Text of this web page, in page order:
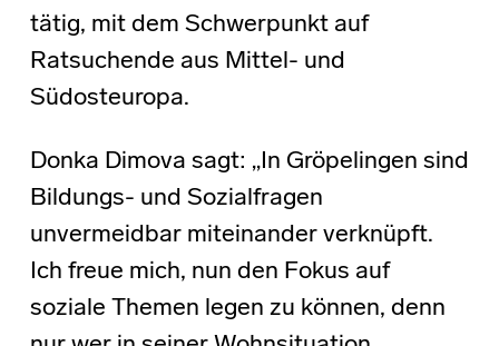
tätig, mit dem Schwerpunkt auf
Ratsuchende aus Mittel- und
Südosteuropa.
Donka Dimova sagt: „In Gröpelingen sind
Bildungs- und Sozialfragen
unvermeidbar miteinander verknüpft.
Ich freue mich, nun den Fokus auf
soziale Themen legen zu können, denn